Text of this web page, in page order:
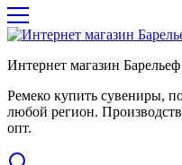
Интернет магазин Барельеф
Ремеко купить сувениры,
любой регион.
опт.